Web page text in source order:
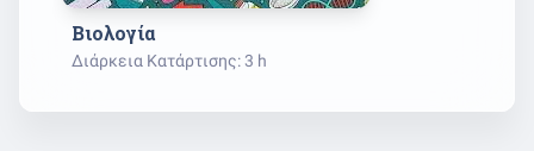
Βιολογία
Διάρκεια Κατάρτισης: 3 h